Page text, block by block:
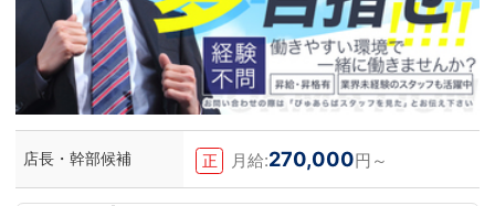
店長・幹部候補 正 月給:270,000円～